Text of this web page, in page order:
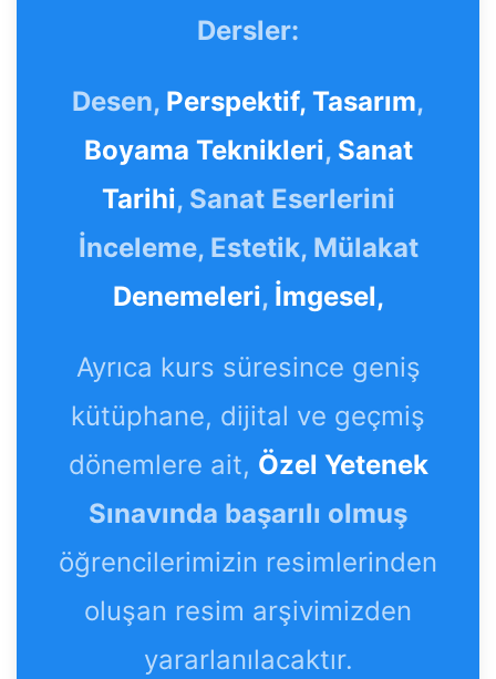
Dersler:
Desen, Perspektif, Tasarım,
Boyama Teknikleri, Sanat
Tarihi, Sanat Eserlerini
İnceleme, Estetik, Mülakat
Denemeleri, İmgesel,
Ayrıca kurs süresince geniş
kütüphane, dijital ve geçmiş
dönemlere ait, Özel Yetenek
Sınavında başarılı olmuş
öğrencilerimizin resimlerinden
oluşan resim arşivimizden
yararlanılacaktır.